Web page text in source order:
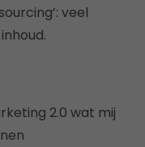
veel
2.0 wat mij